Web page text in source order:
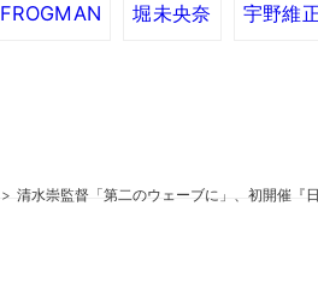
FROGMAN 堀未央奈 宇野維
> 清水崇監督「第二のウェーブに」、初開催『